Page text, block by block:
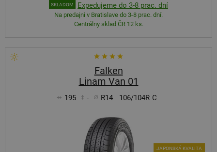
SKLADOM Expedujeme do 3-8 prac. dní
Na predajni v Bratislave do 3-8 prac. dní.
Centrálny sklad ČR 12 ks.
Falken
Linam Van 01
195 - R14 106/104R C
JAPONSKÁ KVALITA